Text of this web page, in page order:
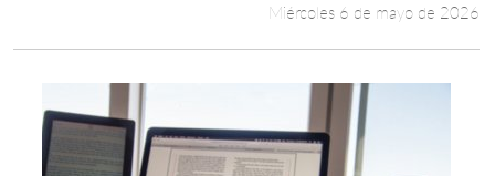
Miércoles 6 de mayo de 2026